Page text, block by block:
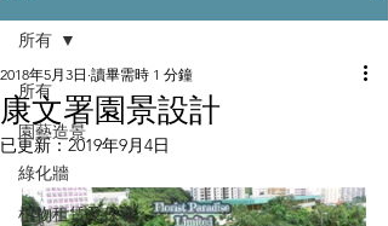
所有
園藝造景
綠化牆
植物租賃及保養
所有
康文署園景設計
2018年5月3日 讀畢需時 1 分鐘
已更新：2019年9月4日